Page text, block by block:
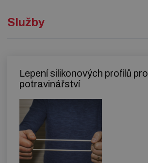
Služby
Lepení silikonových profilů pro
potravinářství